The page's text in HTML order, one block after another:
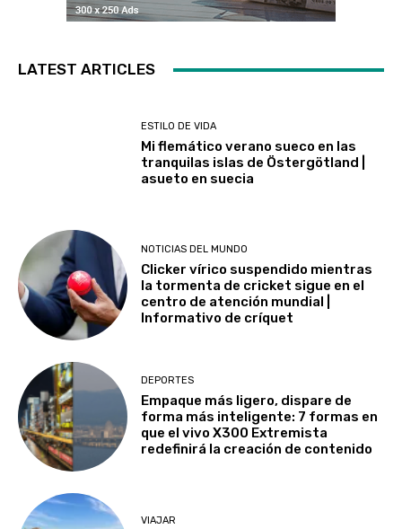
LATEST ARTICLES
ESTILO DE VIDA
Mi flemático verano sueco en las
tranquilas islas de Östergötland |
asueto en suecia
NOTICIAS DEL MUNDO
Clicker vírico suspendido mientras
la tormenta de cricket sigue en el
centro de atención mundial |
Informativo de críquet
DEPORTES
Empaque más ligero, dispare de
forma más inteligente: 7 formas en
que el vivo X300 Extremista
redefinirá la creación de contenido
VIAJAR